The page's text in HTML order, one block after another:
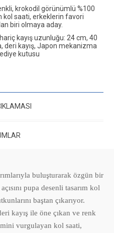
krokodil görünümlü %100
kol saati, erkeklerin favori
biri olmaya aday.
kayış uzunluğu: 24 cm, 40
deri kayış, Japon mekanizma
kutusu
buluşturarak özgün bir
pupa desenli tasarım kol
baştan çıkarıyor.
kayış ile öne çıkan ve renk
vurgulayan kol saati,